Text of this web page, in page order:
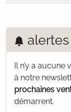
Il n’y a aucune
à notre
prochaines
démarrent.